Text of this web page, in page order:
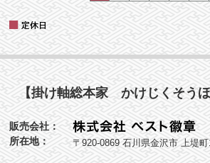
【掛け軸総本家 かけじくそう
販売会社：
所在地：
〒920-0869 石川県金沢市 上堤